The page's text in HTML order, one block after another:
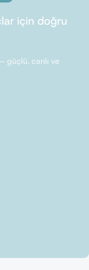
için doğru
güçlü, canlı ve